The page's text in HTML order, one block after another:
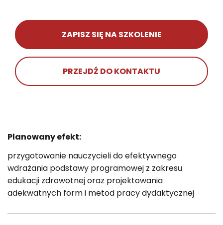
ZAPISZ SIĘ NA SZKOLENIE
PRZEJDŹ DO KONTAKTU
Planowany efekt:
przygotowanie nauczycieli do efektywnego
wdrażania podstawy programowej z zakresu
edukacji zdrowotnej oraz projektowania
adekwatnych form i metod pracy dydaktycznej